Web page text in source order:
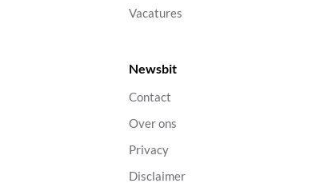
Vacatures
Newsbit
Contact
Over ons
Privacy
Disclaimer